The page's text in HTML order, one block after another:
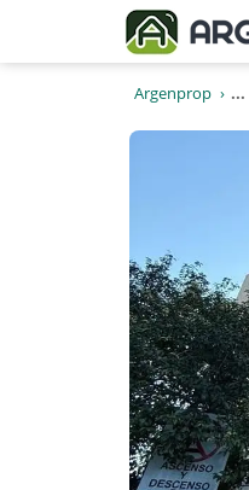
Argenprop ...